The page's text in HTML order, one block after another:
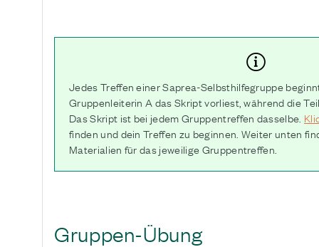
Jedes Treffen einer Saprea-Selbsthilfegruppe
Gruppenleiterin A das Skript vorliest, während die
Das Skript ist bei jedem Gruppentreffen dasselbe.
finden und dein Treffen zu beginnen. Weiter unten
Materialien für das jeweilige Gruppentreffen.
Gruppen-Übung